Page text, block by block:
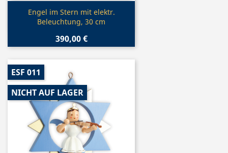
 Vorschau
Engel im Stern mit elektr.
Beleuchtung, 30 cm
390,00 €
ESF 011
NICHT AUF LAGER